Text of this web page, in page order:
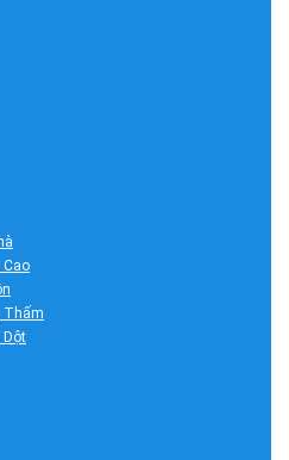
Cao
Thấm
Dột